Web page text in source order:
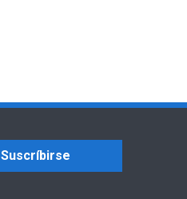
Suscríbirse